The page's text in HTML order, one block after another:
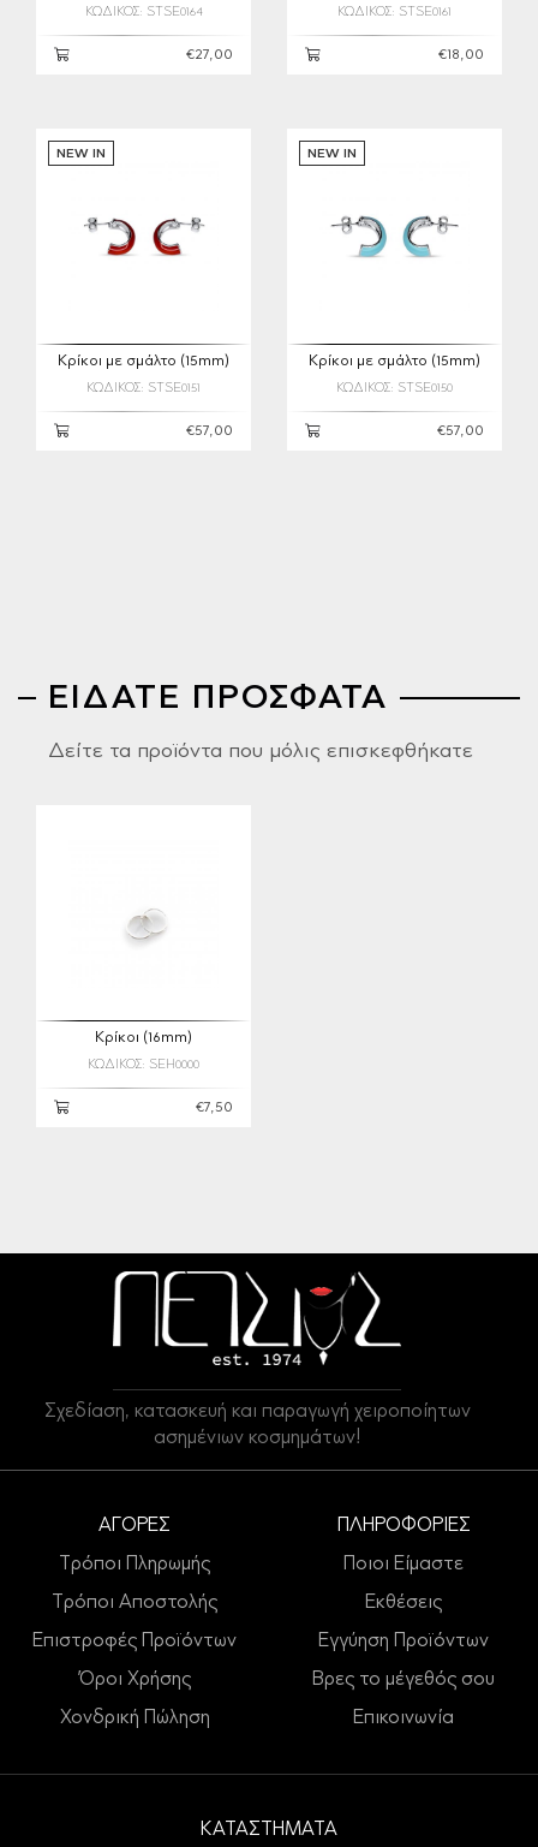
ΚΩΔΙΚΟΣ: STSE0164
€27,00
ΚΩΔΙΚΟΣ: STSE0161
€18,00
NEW IN
Κρίκοι με σμάλτο (15mm)
ΚΩΔΙΚΟΣ: STSE0151
€57,00
NEW IN
Κρίκοι με σμάλτο (15mm)
ΚΩΔΙΚΟΣ: STSE0150
€57,00
ΕΙΔΑΤΕ ΠΡΟΣΦΑΤΑ
Δείτε τα προϊόντα που μόλις επισκεφθήκατε
Κρίκοι (16mm)
ΚΩΔΙΚΟΣ: SEH0000
€7,50
Σχεδίαση, κατασκευή και παραγωγή χειροποίητων
ασημένιων κοσμημάτων!
ΑΓΟΡΕΣ
Τρόποι Πληρωμής
Τρόποι Αποστολής
Επιστροφές Προϊόντων
Όροι Χρήσης
Χονδρική Πώληση
ΠΛΗΡΟΦΟΡΙΕΣ
Ποιοι Είμαστε
Εκθέσεις
Εγγύηση Προϊόντων
Βρες το μέγεθός σου
Επικοινωνία
ΚΑΤΑΣΤΗΜΑΤΑ